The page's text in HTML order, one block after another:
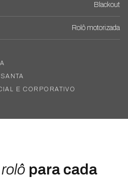
Blackout
Rolô motorizada
E CORPORATIVO
para cada